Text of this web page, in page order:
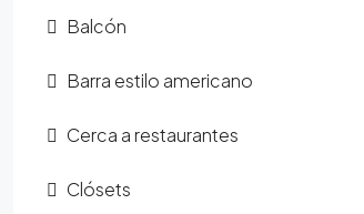
Balcón
Barra estilo americano
Cerca a restaurantes
Clósets